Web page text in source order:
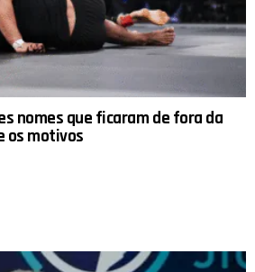
nomes que ficaram de fora da
os motivos